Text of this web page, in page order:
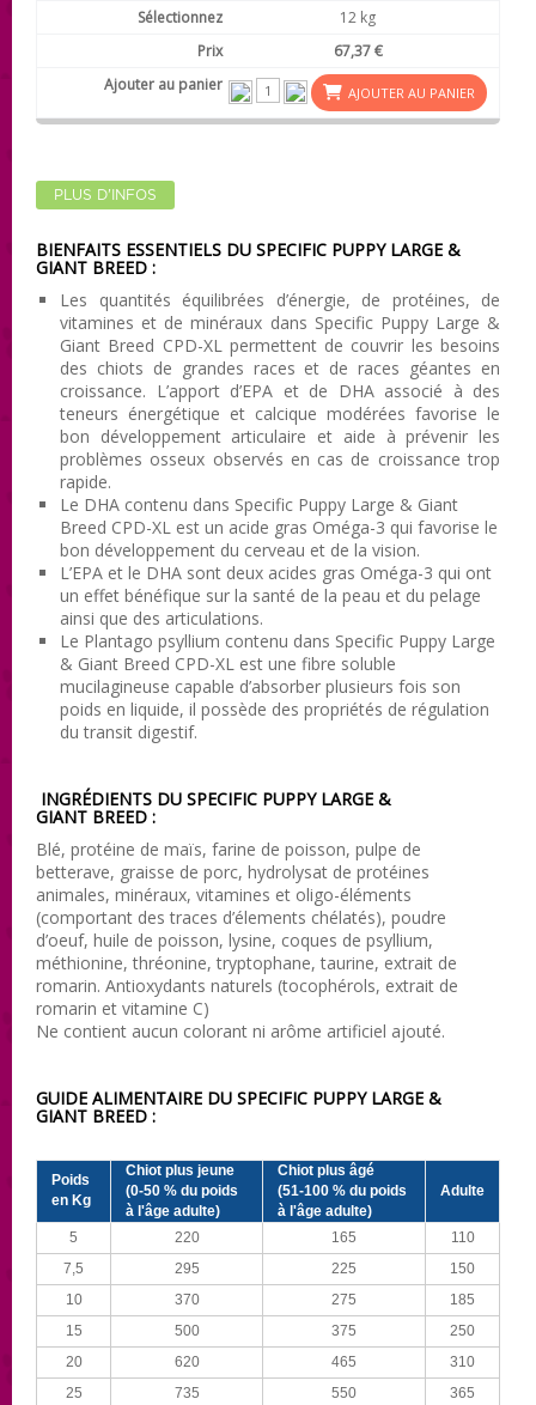
12 kg
67,37 €
AJOUTER AU PANIER
PLUS D'INFOS
BIENFAITS ESSENTIELS DU SPECIFIC PUPPY LARGE &
GIANT BREED :
Les quantités équilibrées d’énergie, de protéines, de
vitamines et de minéraux dans Specific Puppy Large &
Giant Breed CPD-XL permettent de couvrir les besoins
des chiots de grandes races et de races géantes en
croissance. L’apport d’EPA et de DHA associé à des
teneurs énergétique et calcique modérées favorise le
bon développement articulaire et aide à prévenir les
problèmes osseux observés en cas de croissance trop
rapide.
Le DHA contenu dans Specific Puppy Large & Giant
Breed CPD-XL est un acide gras Oméga-3 qui favorise le
bon développement du cerveau et de la vision.
L’EPA et le DHA sont deux acides gras Oméga-3 qui ont
un effet bénéfique sur la santé de la peau et du pelage
ainsi que des articulations.
Le Plantago psyllium contenu dans Specific Puppy Large
& Giant Breed CPD-XL est une fibre soluble
mucilagineuse capable d’absorber plusieurs fois son
poids en liquide, il possède des propriétés de régulation
du transit digestif.
INGRÉDIENTS DU SPECIFIC PUPPY LARGE &
GIANT BREED :
Blé, protéine de maïs, farine de poisson, pulpe de
betterave, graisse de porc, hydrolysat de protéines
animales, minéraux, vitamines et oligo-éléments
(comportant des traces d’élements chélatés), poudre
d’oeuf, huile de poisson, lysine, coques de psyllium,
méthionine, thréonine, tryptophane, taurine, extrait de
romarin. Antioxydants naturels (tocophérols, extrait de
romarin et vitamine C)
Ne contient aucun colorant ni arôme artificiel ajouté.
GUIDE ALIMENTAIRE DU SPECIFIC PUPPY LARGE &
GIANT BREED :
Poids
en Kg
Chiot plus jeune
(0-50 % du poids
à l'âge adulte)
Chiot plus âgé
(51-100 % du poids
à l'âge adulte)
Adulte
5 220 165
110
7,5
295 225
150
10
370 275
185
15
500 375
250
20
620 465
310
25
735 550 365